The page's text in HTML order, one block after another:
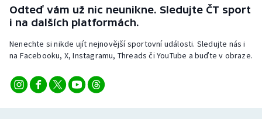
Odteď vám už nic neunikne. Sledujte ČT sport
i na dalších platformách.
Nenechte si nikde ujít nejnovější sportovní události. Sledujte nás i
na Facebooku, X, Instagramu, Threads či YouTube a buďte v obraze.